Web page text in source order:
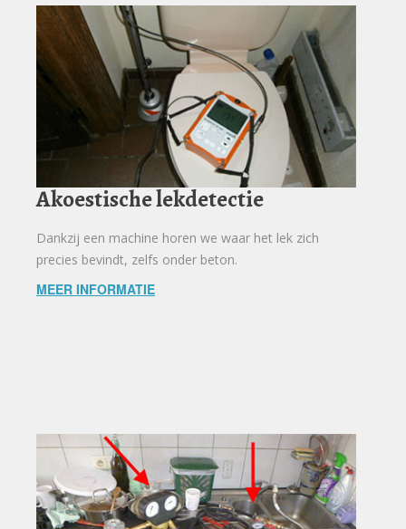
Akoestische lekdetectie
Dankzij een machine horen we waar het lek zich
precies bevindt, zelfs onder beton.
MEER INFORMATIE